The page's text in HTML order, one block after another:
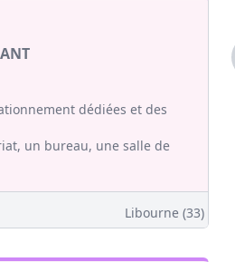
dédiées et des
un bureau, une salle de
Libourne (33)